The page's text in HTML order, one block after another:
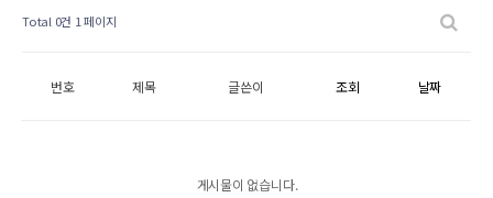
Total 0건 1 페이지
번호 제목 글쓴이 조회 날짜
게시물이 없습니다.